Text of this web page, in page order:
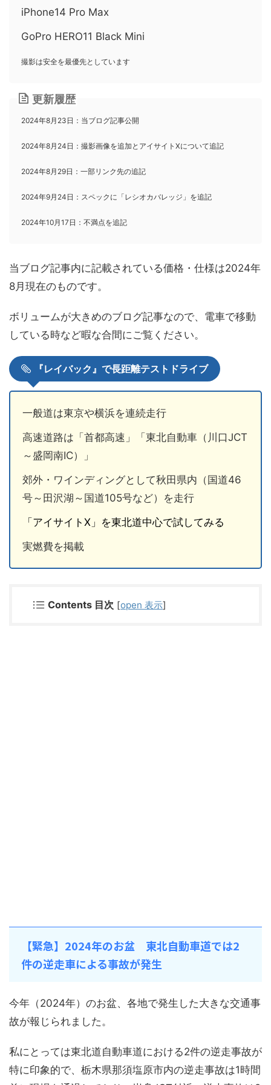
iPhone14 Pro Max
GoPro HERO11 Black Mini
撮影は安全を最優先としています
更新履歴
2024年8月23 日：当ブログ記事公開
2024年8月24 日：撮影画像を追加とアイサイトXについて追記
2024年8月29日：一部リンク先の追記
2024年9月24 日：スペックに「レシオカバレッジ」を追記
2024年10月17 日：不満点を追記
当ブログ記事内に記載されている価格・仕様は2024年
8月現在のものです。
ボリュームが大きめのブログ記事なので、電車で移動
している時など暇な合間にご覧ください。
『レイバック』で長距離テストドライブ
一般道は東京や横浜を連続走行
高速道路は「首都高速」「東北自動車（川口JCT
～盛岡南IC）」
郊外・ワインディングとして秋田県内（国道46
号～田沢湖～国道105号など）を走行
「アイサイトX」を東北道中心で試してみる
実燃費を掲載
Contents 目次 [open 表示]
【緊急】2024年のお盆 東北自動車道では2
件の逆走車による事故が発生
今年（2024年）のお盆、各地で発生した大きな交通事
故が報じられました。
私にとっては東北道自動車道における2件の逆走事故が
特に印象的で、栃木県那須塩原市内の逆走事故は1時間